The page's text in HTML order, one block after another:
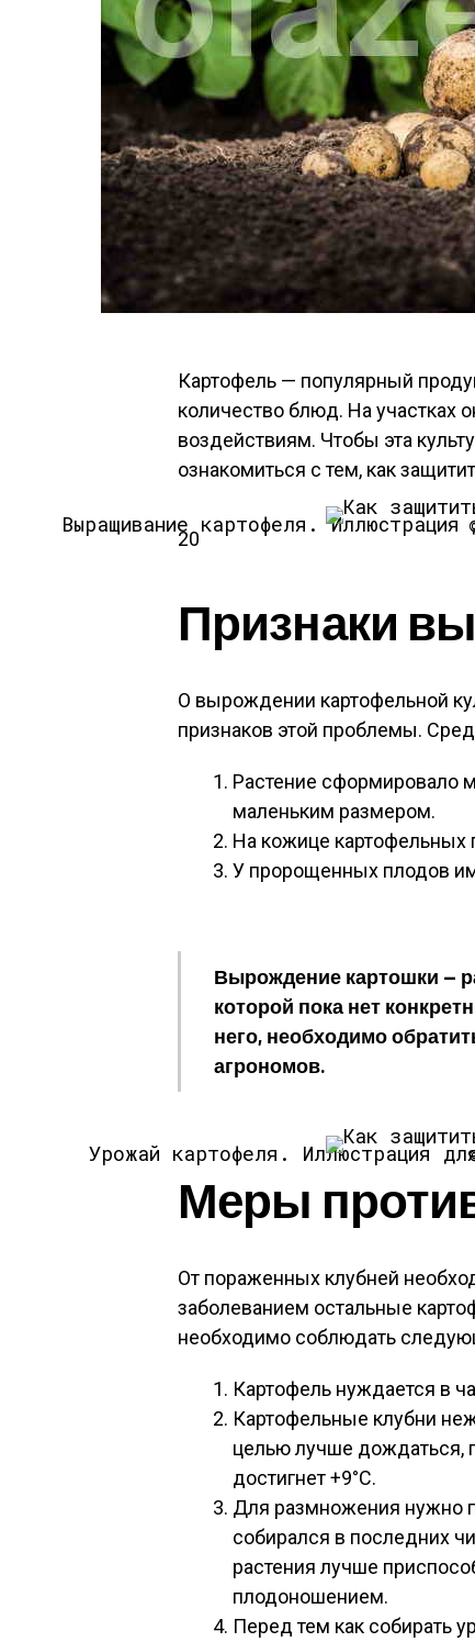
Картофель — популярный
количество блюд. На участках
воздействиям. Чтобы эта
ознакомиться с тем, как
Выращивание картофеля.
20
Признаки
О вырождении картофельной
признаков этой проблемы.
Растение сформировало
маленьким размером.
На кожице картофельных
У пророщенных плодов
Вырождение картошки —
которой пока нет
него, необходимо
агрономов.
Урожай картофеля.
Меры
От пораженных клубней
заболеванием остальные
необходимо соблюдать
Картофель нуждается в
Картофельные клубни
целью лучше дождаться,
достигнет +9°C.
Для размножения нужно
собирался в последних
растения лучше
плодоношением.
Перед тем как собирать